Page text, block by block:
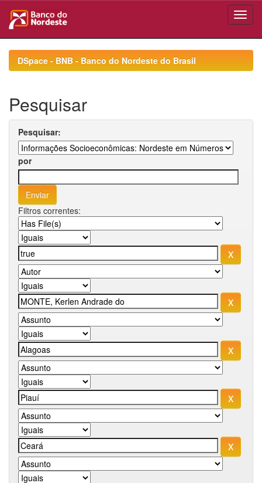
navigationDSpace - BNB - Banco do Nordeste do Brasil
Pesquisar
Pesquisar:
por
Filtros correntes: